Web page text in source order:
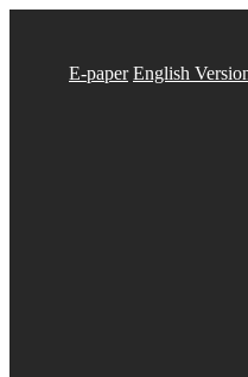
E-paper English